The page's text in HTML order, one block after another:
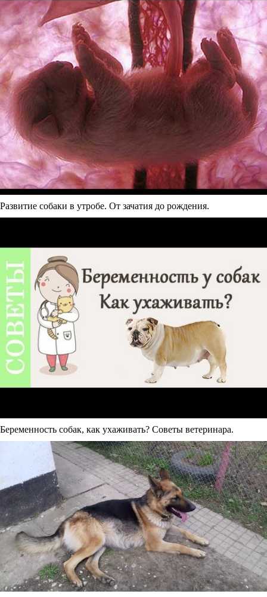
Развитие собаки в утробе. От зачатия до рождения.
Беременность собак, как ухаживать? Советы ветеринара.